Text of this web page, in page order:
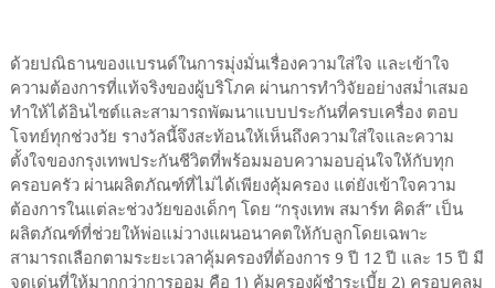
ด้วยปณิธานของแบรนด์ในการมุ่งมั่นเรื่องความใส่ใจ และเข้าใจ
ความต้องการที่แท้จริงของผู้บริโภค ผ่านการทำวิจัยอย่างสม่ำเสมอ
ทำให้ได้อินไซต์และสามารถพัฒนาแบบประกันที่ครบเครื่อง ตอบ
โจทย์ทุกช่วงวัย รางวัลนี้จึงสะท้อนให้เห็นถึงความใส่ใจและความ
ตั้งใจของกรุงเทพประกันชีวิตที่พร้อมมอบความอบอุ่นใจให้กับทุก
ครอบครัว ผ่านผลิตภัณฑ์ที่ไม่ได้เพียงคุ้มครอง แต่ยังเข้าใจความ
ต้องการในแต่ละช่วงวัยของเด็กๆ โดย “กรุงเทพ สมาร์ท คิดส์” เป็น
ผลิตภัณฑ์ที่ช่วยให้พ่อแม่วางแผนอนาคตให้กับลูกโดยเฉพาะ
สามารถเลือกตามระยะเวลาคุ้มครองที่ต้องการ 9 ปี 12 ปี และ 15 ปี มี
จุดเด่นที่ให้มากกว่าการออม คือ 1) คุ้มครองผู้ชำระเบี้ย 2) ครอบคลุม